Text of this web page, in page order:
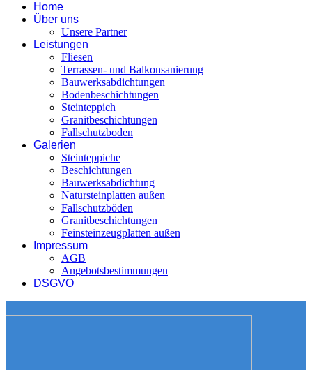
Home
Über uns
Unsere Partner
Leistungen
Fliesen
Terrassen- und Balkonsanierung
Bauwerksabdichtungen
Bodenbeschichtungen
Steinteppich
Granitbeschichtungen
Fallschutzboden
Galerien
Steinteppiche
Beschichtungen
Bauwerksabdichtung
Natursteinplatten außen
Fallschutzböden
Granitbeschichtungen
Feinsteinzeugplatten außen
Impressum
AGB
Angebotsbestimmungen
DSGVO